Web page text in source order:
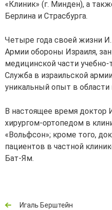
«Клиник» (г. Минден), а
Берлина и Страсбурга.
Четыре года своей жизни
Армии обороны Израиля,
медицинской части
Служба в израильской
уникальный опыт в области
В настоящее время доктор
хирургом-ортопедом в
«Вольфсон»; кроме того,
пациентов в частной
Бат-Ям.
Игаль Берштейн